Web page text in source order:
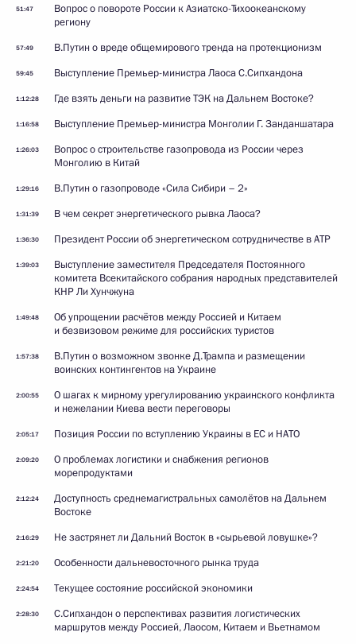
51:47
Вопрос о повороте России к Азиатско-Тихоокеанскому
региону
57:49 В.Путин о вреде общемирового тренда на протекционизм
59:45 Выступление Премьер-министра Лаоса С.Сипхандона
1:12:28 Где взять деньги на развитие ТЭК на Дальнем Востоке?
1:16:58 Выступление Премьер-министра Монголии Г. Занданшатара
1:26:03
Вопрос о строительстве газопровода из России через
Монголию в Китай
1:29:16 В.Путин о газопроводе «Сила Сибири – 2»
1:31:39 В чем секрет энергетического рывка Лаоса?
1:36:30 Президент России об энергетическом сотрудничестве в АТР
1:39:03
Выступление заместителя Председателя Постоянного
комитета Всекитайского собрания народных представителей
КНР Ли Хунчжуна
1:49:48
Об упрощении расчётов между Россией и Китаем
и безвизовом режиме для российских туристов
1:57:38
В.Путин о возможном звонке Д.Трампа и размещении
воинских контингентов на Украине
2:00:55
О шагах к мирному урегулированию украинского конфликта
и нежелании Киева вести переговоры
2:05:17 Позиция России по вступлению Украины в ЕС и НАТО
2:09:20
О проблемах логистики и снабжения регионов
морепродуктами
2:12:24
Доступность среднемагистральных самолётов на Дальнем
Востоке
2:16:29 Не застрянет ли Дальний Восток в «сырьевой ловушке»?
2:21:20 Особенности дальневосточного рынка труда
2:24:54 Текущее состояние российской экономики
2:28:30
С.Сипхандон о перспективах развития логистических
маршрутов между Россией, Лаосом, Китаем и Вьетнамом